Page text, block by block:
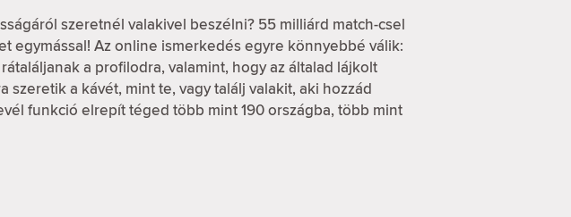
szeretnél valakivel beszélni? 55 milliárd match-csel
egymással! Az online ismerkedés egyre könnyebbé válik:
a profilodra, valamint, hogy az általad lájkolt
a kávét, mint te, vagy találj valakit, aki hozzád
funkció elrepít téged több mint 190 országba, több mint